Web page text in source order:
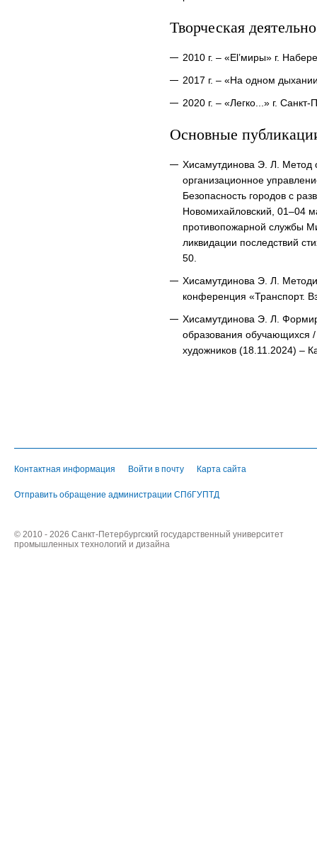
Творческая
2010 г. – «El’миры» г.
2017 г. – «На одном
2020 г. – «Легко...» г.
Основные
Хисамутдинова Э. Л. Метод
организационное
Безопасность городов с
Новомихайловский, 01–04
противопожарной службы
ликвидации последствий
50.
Хисамутдинова Э. Л.
конференция «Транспорт.
Хисамутдинова Э. Л.
образования обучающихся /
художников (18.11.2024) –
Контактная информация Войти в почту Карта сайта
Отправить обращение администрации СПбГУПТД
© 2010 - 2026 Санкт-Петербургский государственный университет
промышленных технологий и дизайна